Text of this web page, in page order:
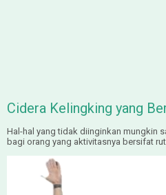
Cidera Kelingking yang
Hal-hal yang tidak diinginkan mungkin
bagi orang yang aktivitasnya bersifat